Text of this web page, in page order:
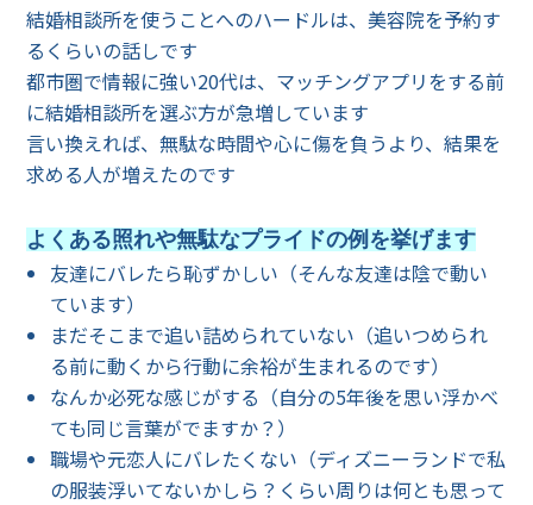
結婚相談所を使うことへのハードルは、美容院を予約す
るくらいの話しです
都市圏で情報に強い20代は、マッチングアプリをする前
に結婚相談所を選ぶ方が急増しています
言い換えれば、無駄な時間や心に傷を負うより、結果を
求める人が増えたのです
よくある照れや無駄なプライドの例を挙げます
友達にバレたら恥ずかしい（そんな友達は陰で動い
ています）
まだそこまで追い詰められていない（追いつめられ
る前に動くから行動に余裕が生まれるのです）
なんか必死な感じがする（自分の5年後を思い浮かべ
ても同じ言葉がでますか？）
職場や元恋人にバレたくない（ディズニーランドで私
の服装浮いてないかしら？くらい周りは何とも思って